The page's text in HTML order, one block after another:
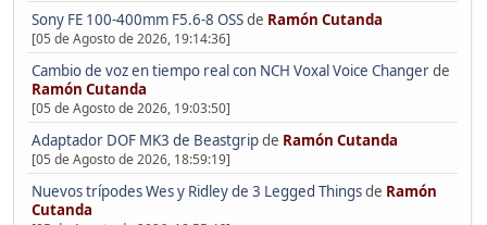
Sony FE 100-400mm F5.6-8 OSSde Ramón Cutanda
[05 de Agosto de 2026, 19:14:36]
Cambio de voz en tiempo real con NCH Voxal Voice Changerde
Ramón Cutanda
[05 de Agosto de 2026, 19:03:50]
Adaptador DOF MK3 de Beastgripde Ramón Cutanda
[05 de Agosto de 2026, 18:59:19]
Nuevos trípodes Wes y Ridley de 3 Legged Thingsde Ramón
Cutanda